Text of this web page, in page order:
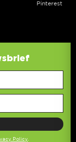
Pinterest
Policy